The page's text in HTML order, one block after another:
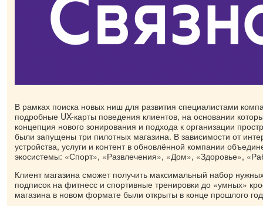
В рамках поиска новых ниш для развития специалистами
подробные UX-карты поведения клиентов, на основании
концепция нового зонирования и подхода к организации
были запущены три пилотных магазина. В зависимости от
устройства, услуги и контент в обновлённой компании
экосистемы: «Спорт», «Развлечения», «Дом», «Здоровье»,
Клиент магазина сможет получить максимальный набор
подписок на фитнесс и спортивные тренировки до «умных»
магазина в новом формате были открыты в конце прошлого